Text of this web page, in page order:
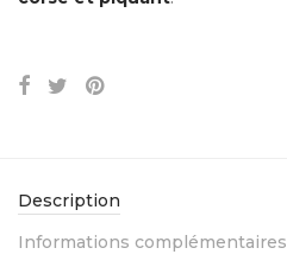
Description
Informations complémentaires